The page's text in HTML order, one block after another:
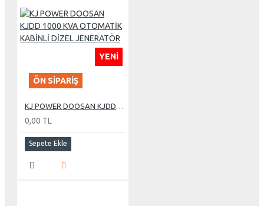
YENI
ÖN SIPARIŞ
KJ POWER DOOSAN KJDD 1000 KVA OTOMATİK KABİNLİ DİZEL JENERATÖR
0,00 TL
Sepete Ekle